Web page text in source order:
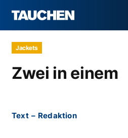
Jackets
Zwei in einem
Text – Redaktion